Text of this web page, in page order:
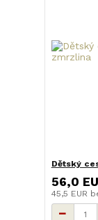
Dětský
56,0
45,5 EUR